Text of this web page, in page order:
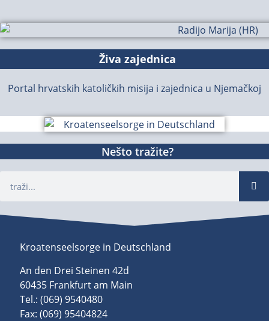
Živa zajednica
Portal hrvatskih katoličkih misija i zajednica u Njemačkoj
Nešto tražite?
Kroatenseelsorge in Deutschland
An den Drei Steinen 42d
60435 Frankfurt am Main
Tel.: (069) 9540480
Fax: (069) 95404824